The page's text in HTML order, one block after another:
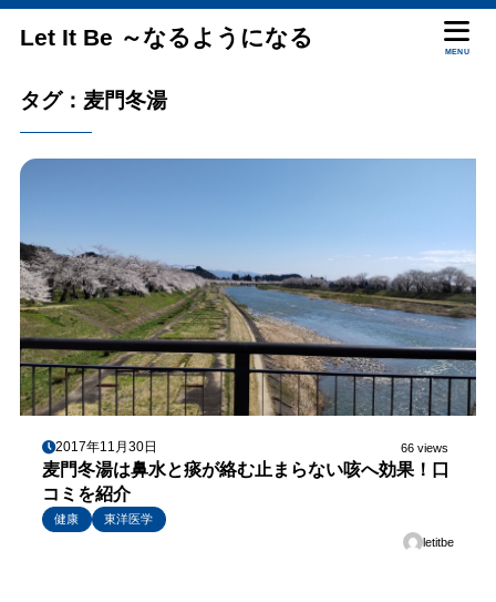
Let It Be ～なるようになる
MENU
タグ：麦門冬湯
2017年11月30日 66 views
麦門冬湯は鼻水と痰が絡む止まらない咳へ効果！口
コミを紹介
健康
東洋医学
letitbe